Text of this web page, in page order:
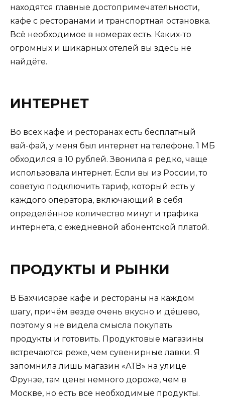
находятся главные достопримечательности,
кафе с ресторанами и транспортная остановка.
Всё необходимое в номерах есть. Каких-то
огромных и шикарных отелей вы здесь не
найдёте.
ИНТЕРНЕТ
Во всех кафе и ресторанах есть бесплатный
вай-фай, у меня был интернет на телефоне. 1 МБ
обходился в 10 рублей. Звонила я редко, чаще
использовала интернет. Если вы из России, то
советую подключить тариф, который есть у
каждого оператора, включающий в себя
определённое количество минут и трафика
интернета, с ежедневной абонентской платой.
ПРОДУКТЫ И РЫНКИ
В Бахчисарае кафе и рестораны на каждом
шагу, причём везде очень вкусно и дёшево,
поэтому я не видела смысла покупать
продукты и готовить. Продуктовые магазины
встречаются реже, чем сувенирные лавки. Я
запомнила лишь магазин «АТВ» на улице
Фрунзе, там цены немного дороже, чем в
Москве, но есть все необходимые продукты.